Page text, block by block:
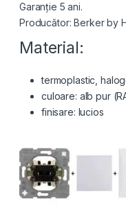
Garanție 5 ani.
Producător: Berker by
Material:
termoplastic,
culoare: alb pur
finisare: lucios